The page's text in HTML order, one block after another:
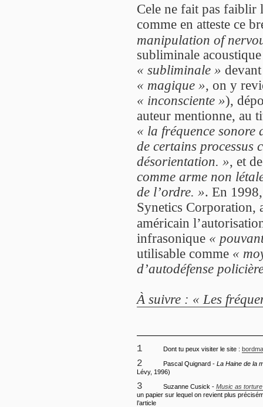
Cele ne fait pas faiblir
comme en atteste ce
manipulation of
subliminale
« subliminale »
« magique », on y
« inconsciente »),
auteur mentionne, au
« la fréquence sonore
de certains processus
désorientation. », et
comme arme non
de l’ordre. ». En
Synetics Corporation,
américain
infrasonique «
utilisable comme «
d’autodéfense
À suivre : « Les
1 Dont tu peux visiter le site :
2 Pascal Quignard - La Haine de la
Lévy, 1996)
3 Suzanne Cusick - Music as
un papier sur lequel on revient plus
l’article